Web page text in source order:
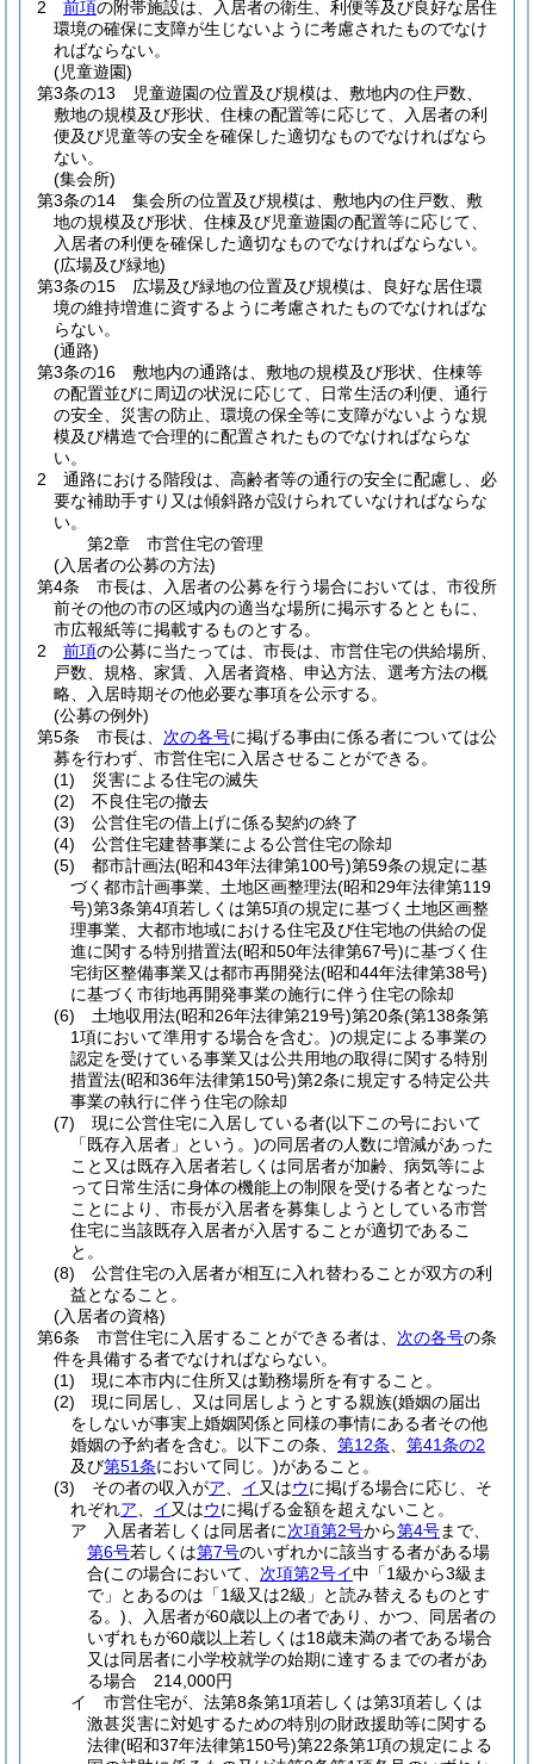
2
前項の附帯施設は、入居者の衛生、利便等及び良好な居住
環境の確保に支障が生じないように考慮されたものでなけ
ればならない。
(児童遊園)
第3条の13
児童遊園の位置及び規模は、敷地内の住戸数、
敷地の規模及び形状、住棟の配置等に応じて、入居者の利
便及び児童等の安全を確保した適切なものでなければなら
ない。
(集会所)
第3条の14
集会所の位置及び規模は、敷地内の住戸数、敷
地の規模及び形状、住棟及び児童遊園の配置等に応じて、
入居者の利便を確保した適切なものでなければならない。
(広場及び緑地)
第3条の15
広場及び緑地の位置及び規模は、良好な居住環
境の維持増進に資するように考慮されたものでなければな
らない。
(通路)
第3条の16
敷地内の通路は、敷地の規模及び形状、住棟等
の配置並びに周辺の状況に応じて、日常生活の利便、通行
の安全、災害の防止、環境の保全等に支障がないような規
模及び構造で合理的に配置されたものでなければならな
い。
2
通路における階段は、高齢者等の通行の安全に配慮し、必
要な補助手すり又は傾斜路が設けられていなければならな
い。
第2章
市営住宅の管理
(入居者の公募の方法)
第4条
市長は、入居者の公募を行う場合においては、市役所
前その他の市の区域内の適当な場所に掲示するとともに、
市広報紙等に掲載するものとする。
2
前項の公募に当たっては、市長は、市営住宅の供給場所、
戸数、規格、家賃、入居者資格、申込方法、選考方法の概
略、入居時期その他必要な事項を公示する。
(公募の例外)
第5条
市長は、 次の各号に掲げる事由に係る者については公
募を行わず、市営住宅に入居させることができる。
(1)
災害による住宅の滅失
(2)
不良住宅の撤去
(3)
公営住宅の借上げに係る契約の終了
(4)
公営住宅建替事業による公営住宅の除却
(5)
都市計画法(昭和43年法律第100号)第59条の規定に基
づく都市計画事業、土地区画整理法(昭和29年法律第119
号)第3条第4項若しくは第5項の規定に基づく土地区画整
理事業、大都市地域における住宅及び住宅地の供給の促
進に関する特別措置法(昭和50年法律第67号)に基づく住
宅街区整備事業又は都市再開発法(昭和44年法律第38号)
に基づく市街地再開発事業の施行に伴う住宅の除却
(6)
土地収用法(昭和26年法律第219号)第20条(第138条第
1項において準用する場合を含む。)の規定による事業の
認定を受けている事業又は公共用地の取得に関する特別
措置法(昭和36年法律第150号)第2条に規定する特定公共
事業の執行に伴う住宅の除却
(7)
現に公営住宅に入居している者(以下この号において
「既存入居者」という。)の同居者の人数に増減があった
こと又は既存入居者若しくは同居者が加齢、病気等によ
って日常生活に身体の機能上の制限を受ける者となった
ことにより、市長が入居者を募集しようとしている市営
住宅に当該既存入居者が入居することが適切であるこ
と。
(8)
公営住宅の入居者が相互に入れ替わることが双方の利
益となること。
(入居者の資格)
第6条
市営住宅に入居することができる者は、 次の各号の条
件を具備する者でなければならない。
(1)
現に本市内に住所又は勤務場所を有すること。
(2)
現に同居し、又は同居しようとする親族(婚姻の届出
をしないが事実上婚姻関係と同様の事情にある者その他
婚姻の予約者を含む。以下この条、 第12条
第41条の2
及び第51条において同じ。)があること。
(3)
その者の収入がア イ 又はウに掲げる場合に応じ、そ
れぞれア イ 又はウに掲げる金額を超えないこと。
ア
入居者若しくは同居者に次項第2号から第4号まで、
第6号若しくは第7号のいずれかに該当する者がある場
合(この場合において、 次項第2号イ中「1級から3級ま
で」とあるのは「1級又は2級」と読み替えるものとす
る。) 、入居者が60歳以上の者であり、かつ、同居者の
いずれもが60歳以上若しくは18歳未満の者である場合
又は同居者に小学校就学の始期に達するまでの者があ
る場合 214,000円
イ
市営住宅が、法第8条第1項若しくは第3項若しくは
激甚災害に対処するための特別の財政援助等に関する
法律(昭和37年法律第150号)第22条第1項の規定による